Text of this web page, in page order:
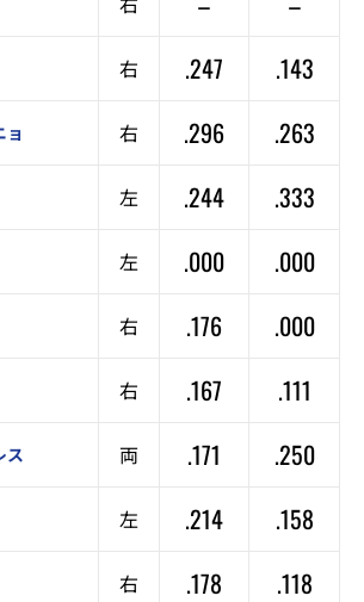
右 .247 .143
ョ 右 .296 .263
左 .244 .333
左 .000 .000
右 .176 .000
右 .167 .111
ス 両 .171 .250
左 .214 .158
右 .178 .118